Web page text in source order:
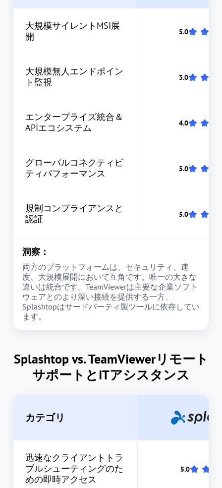
大規模サイレントMSI展
開
大規模無人エンドポイン
ト監視
エンタープライズ統合＆
APIエコシステム
グローバルコネクティビ
ティパフォーマンス
規制コンプライアンスと
認証
洞察：
両方のプラットフォームは、セキュリティ、速
度、大規模展開において互角です。唯一の大きな
違いは統合です。TeamViewerは主要な企業ソフト
ウェアとのより深い接続を提供する一方、
Splashtopはサードパーティ製ツールに依存してい
ます。
Splashtop vs. TeamViewerリモート
サポートとITアシスタンス
カテゴリ
迅速なクライアントトラ
ブルシューティングのた
めの即時アクセス